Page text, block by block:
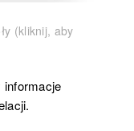
(kliknij, aby
informacje